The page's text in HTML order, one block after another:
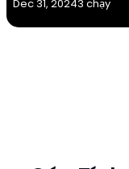
Dec 31, 20243 chạy